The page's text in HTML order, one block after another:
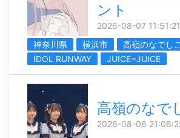
ント
2026-08-07 11:51:21
神奈川県
横浜市
高嶺のなでしこ
IDOL RUNWAY
JUICE=JUICE
高嶺のなで
2026-08-06